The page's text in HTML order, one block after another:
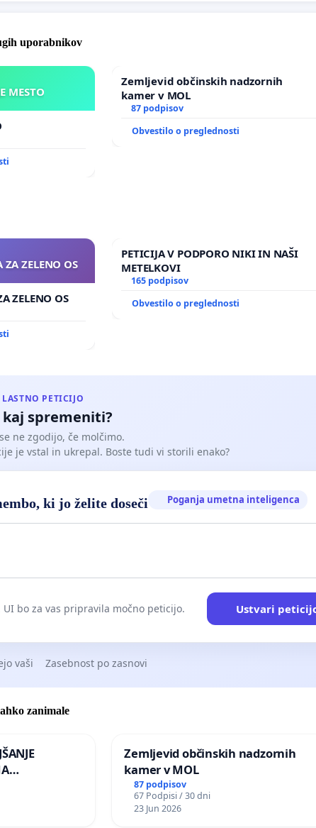
uporabnikov
KAMNIK MOJE MESTO
Zemljevid občinskih nadzornih
kamer v MOL
87 podpisov
Obvestilo o preglednosti
ZELENO OS
ZELENO OS
PETICIJA V PODPORO NIKI IN NAŠI
METELKOVI
165 podpisov
Obvestilo o preglednosti
PETICIJO
spremeniti?
ne zgodijo, če molčimo.
je vstal in ukrepal. Boste tudi vi storili enako?
ki jo želite doseči Poganja umetna inteligenca
UI bo za vas pripravila močno peticijo. Ustvari
vaši Zasebnost po zasnovi
zanimale
BERNARDA
Zemljevid občinskih nadzornih
kamer v MOL
87 podpisov
67 Podpisi / 30 dni
23 Jun 2026